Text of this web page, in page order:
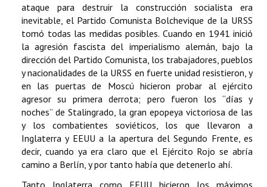
ataque para destruir la construcción socialista era
inevitable, el Partido Comunista Bolchevique de la URSS
tomó todas las medidas posibles. Cuando en 1941 inició
la agresión fascista del imperialismo alemán, bajo la
dirección del Partido Comunista, los trabajadores, pueblos
y nacionalidades de la URSS en fuerte unidad resistieron, y
en las puertas de Moscú hicieron probar al ejército
agresor su primera derrota; pero fueron los “días y
noches” de Stalingrado, la gran epopeya victoriosa de las
y los combatientes soviéticos, los que llevaron a
Inglaterra y EEUU a la apertura del Segundo Frente, es
decir, cuando ya era claro que el Ejército Rojo se abría
camino a Berlín, y por tanto había que detenerlo ahí.